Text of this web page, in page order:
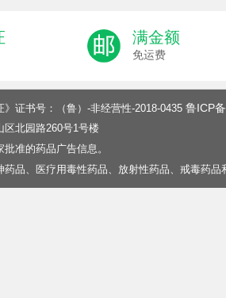
满金额
免运费
》证书号：（鲁）-非经营性-2018-0435 鲁ICP
北园路260号1号楼
准的药品广告信息。
品、医疗用毒性药品、放射性药品、戒毒药